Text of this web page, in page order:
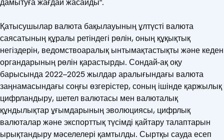
Қатысушылар валюта бақылауының ұлтүсті валюта
саясатының құралы ретіндегі рөлін, оның құқықтық
негіздерін, ведомствоаралық ынтымақтастықты және кеден
органдарының рөлін қарастырды. Сондай-ақ оқу
барысында 2022–2025 жылдар аралығындағы валюта
заңнамасындағы соңғы өзгерістер, соның ішінде қаржылық
цифрландыру, шетел валютасы мен валюталық
құндылықтар ұғымдарының эволюциясы, цифрлық
валюталар және экспорттық түсімді қайтару талаптарын
ырықтандыру мәселелері қамтылды. Сыртқы сауда есеп